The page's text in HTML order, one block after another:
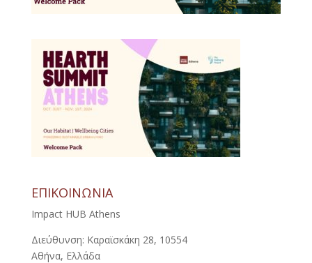
ΕΠΙΚΟΙΝΩΝΙΑ
Impact HUB Athens
Διεύθυνση: Καραϊσκάκη 28, 10554
Αθήνα, Ελλάδα